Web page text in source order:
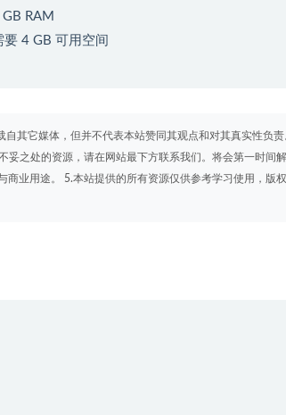
RAM
4 GB 可用空间
自其它媒体，但并不代表本站赞同其观点和对其真实性负
妥之处的资源，请在网站最下方联系我们。将会第一时
商业用途。 5.本站提供的所有资源仅供参考学习使用，